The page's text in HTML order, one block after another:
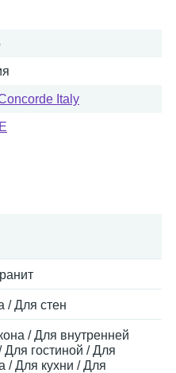
Italy
/ Для стен
/ Для внутренней
Для гостиной / Для
/ Для кухни / Для